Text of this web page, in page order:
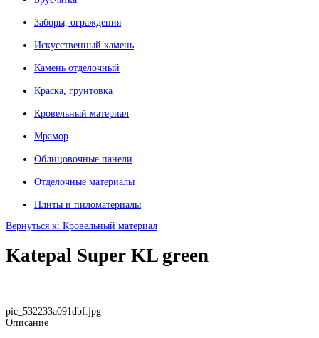
Заборы, ограждения
Искусственный камень
Камень отделочный
Краска, грунтовка
Кровельный материал
Мрамор
Облицовочные панели
Отделочные материалы
Плиты и пиломатериалы
Вернуться к: Кровельный материал
Katepal Super KL green
pic_532233a091dbf.jpg
Описание